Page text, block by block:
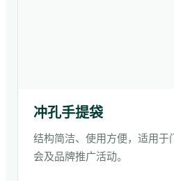
冲孔手提袋
结构简洁、使用方便，适用于
会及品牌推广活动。